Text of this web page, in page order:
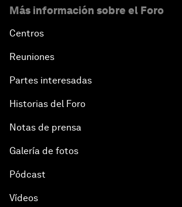
Más información sobre el Foro
Centros
Reuniones
Partes interesadas
Historias del Foro
Notas de prensa
Galería de fotos
Pódcast
Vídeos